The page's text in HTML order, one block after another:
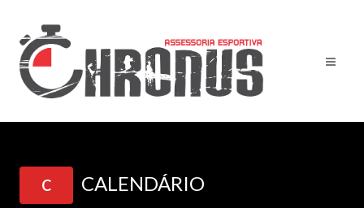
C CALENDÁRIO